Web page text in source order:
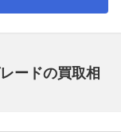
ードの買取相